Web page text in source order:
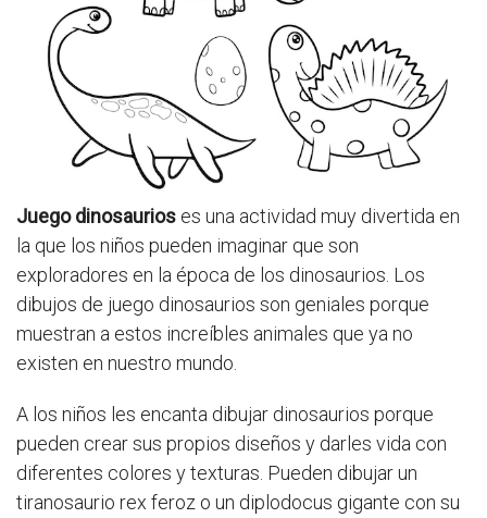
Juego dinosaurios es una actividad muy divertida en
la que los niños pueden imaginar que son
exploradores en la época de los dinosaurios. Los
dibujos de juego dinosaurios son geniales porque
muestran a estos increíbles animales que ya no
existen en nuestro mundo.
A los niños les encanta dibujar dinosaurios porque
pueden crear sus propios diseños y darles vida con
diferentes colores y texturas. Pueden dibujar un
tiranosaurio rex feroz o un diplodocus gigante con su